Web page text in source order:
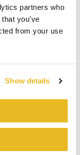
partners who
you’ve
from your use
Show details